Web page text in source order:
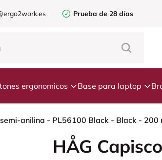
Prueba de 28 días
ergonomicos Base para laptop
anilina - PL56100 Black - Black -
HÅG